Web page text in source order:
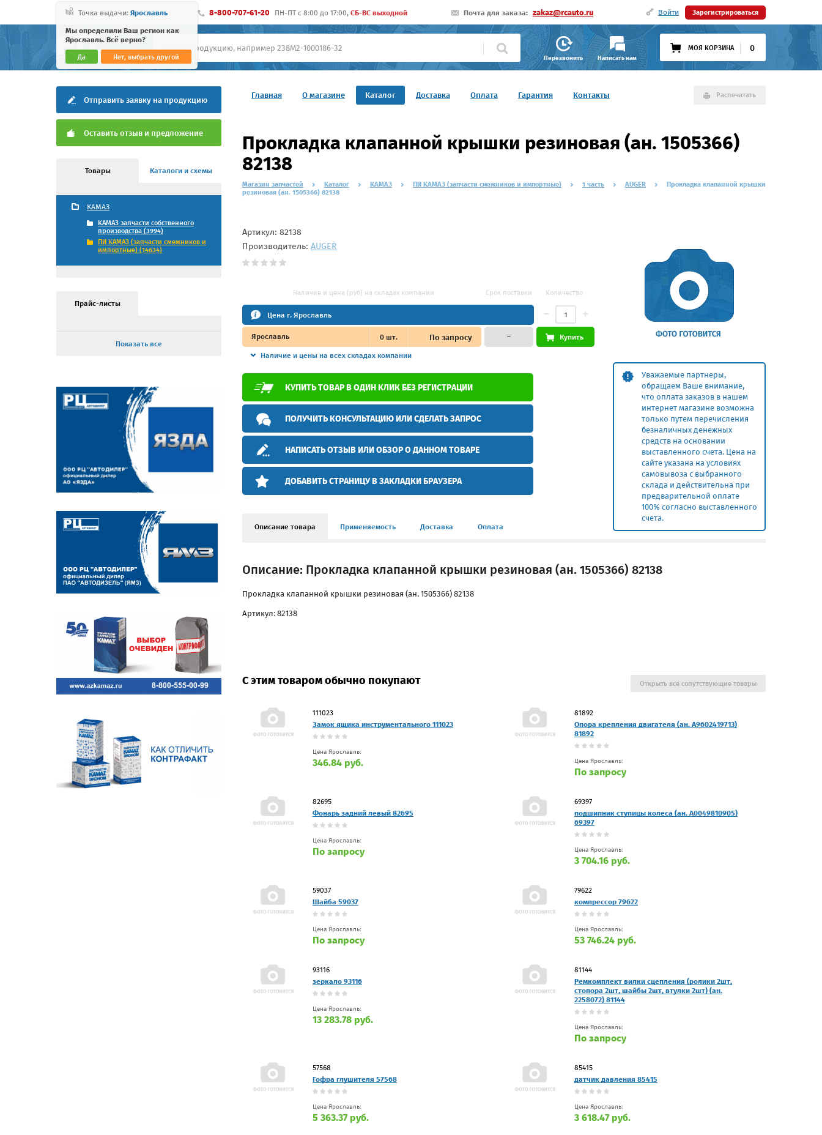
Точка выдачи: Ярославль
Мы определили Ваш регион как
Ярославль. Всё верно?
Да Нет, выбрать другой
8-800-707-61-20 ПН-ПТ c 8:00 до 17:00, СБ-ВС выходной Почта для заказа: zakaz@rcauto.ru Войти Зарегистрироваться
Перезвонить Написать нам
МОЯ КОРЗИНА 0
Главная О магазине Каталог Доставка Оплата Гарантия Контакты Распечатать
Отправить заявку на продукцию
Оставить отзыв и предложение
Товары Каталоги и схемы
КАМАЗ
КАМАЗ запчасти собственного
производства (3994)
ПИ КАМАЗ (запчасти смежников и
импортные) (14634)
Прайс-листы
Показать все
Прокладка клапанной крышки резиновая (ан. 1505366)
82138
Магазин запчастей Каталог КАМАЗ ПИ КАМАЗ (запчасти смежников и импортные) 1 часть AUGER
Прокладка клапанной крышки
резиновая (ан. 1505366) 82138
Уважаемые партнеры,
обращаем Ваше внимание,
что оплата заказов в нашем
интернет магазине возможна
только путем перечисления
безналичных денежных
средств на основании
выставленного счета. Цена на
сайте указана на условиях
самовывоза с выбранного
склада и действительна при
предварительной оплате
100% согласно выставленного
счета.
Артикул: 82138
Производитель: AUGER
Наличие и цена (руб) на складах компании Срок поставки Количество
Цена г. Ярославль
Ярославль 0шт. По запросу
Наличие и цены на всех складах компании
– Купить
КУПИТЬ ТОВАР В ОДИН КЛИК БЕЗ РЕГИСТРАЦИИ
ПОЛУЧИТЬ КОНСУЛЬТАЦИЮ ИЛИ СДЕЛАТЬ ЗАПРОС
НАПИСАТЬ ОТЗЫВ ИЛИ ОБЗОР О ДАННОМ ТОВАРЕ
ДОБАВИТЬ СТРАНИЦУ В ЗАКЛАДКИ БРАУЗЕРА
Описание товара Применяемость Доставка Оплата
Описание: Прокладка клапанной крышки резиновая (ан. 1505366) 82138
Прокладка клапанной крышки резиновая (ан. 1505366) 82138
Артикул: 82138
С этим товаром обычно покупают
111023
Замок ящика инструментального 111023
Цена Ярославль:
346.84 руб.
81892
Опора крепления двигателя (ан. A9602419713)
81892
Цена Ярославль:
По запросу
82695
Фонарь задний левый 82695
Цена Ярославль:
По запросу
69397
подшипник ступицы колеса (ан. A0049810905)
69397
Цена Ярославль:
3 704.16 руб.
59037
Шaйбa 59037
Цена Ярославль:
По запросу
79622
компрессор 79622
Цена Ярославль:
53 746.24 руб.
93116
зеркало 93116
Цена Ярославль:
13 283.78 руб.
81144
Ремкомплект вилки сцепления (ролики 2шт,
стопора 2шт, шайбы 2шт, втулки 2шт) (ан.
2258072) 81144
Цена Ярославль:
По запросу
57568
Гофра глушителя 57568
Цена Ярославль:
5 363.37 руб.
85415
датчик давления 85415
Цена Ярославль:
3 618.47 руб.
Открыть все сопутствующие товары